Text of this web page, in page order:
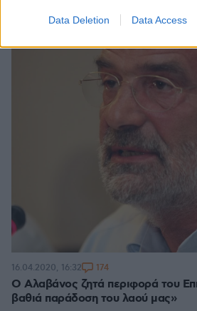
Data Deletion Data Access
Ο Αλαβάνος ζητά περιφορά του
βαθιά παράδοση του λαού μας»
16.04.2020, 16:32 174